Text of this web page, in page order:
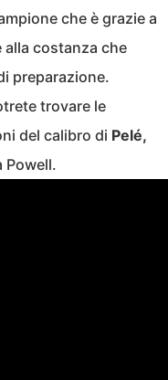
che è grazie a
alla costanza che
preparazione.
trovare le
del calibro di Pelé,
Powell.